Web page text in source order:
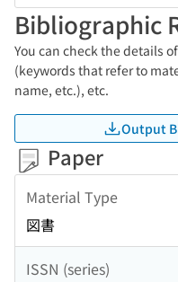
Bibliographic
You can check the details
(keywords that refer to
name, etc.), etc.
Output
Paper
Material Type
図書
ISSN (series)